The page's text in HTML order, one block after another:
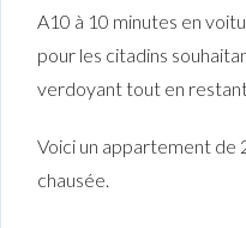
A10 à 10 minutes en
pour les citadins
verdoyant tout en
Voici un appartement de
chausée.